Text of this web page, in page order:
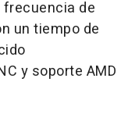
de
un tiempo de
y soporte AMD